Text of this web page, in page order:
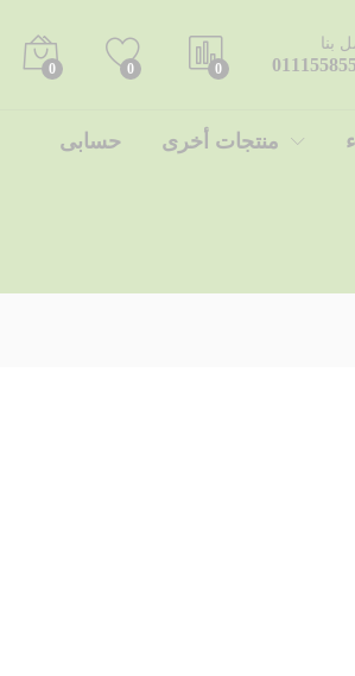
بنا
0
0
0
منتجات أخرى حسابى